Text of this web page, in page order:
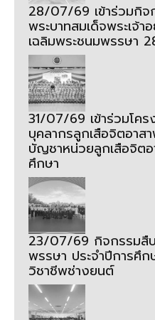
28/07/69 เข้าร่วมกิจ
พระบาทสมเด็จพระเจ้า
เฉลิมพระชนมพรรษา
31/07/69 เข้าร่วมโค
บุคลากรลูกเสือจิตอาส
บัญชาหน่วยลูกเสือจิตอ
ศึกษา
23/07/69 กิจกรรมสืบ
พรรษา ประจำปีการศึ
วิชาชีพช่างยนต์